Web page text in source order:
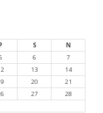
P S
N
6
7
13
14
20
21
27
28